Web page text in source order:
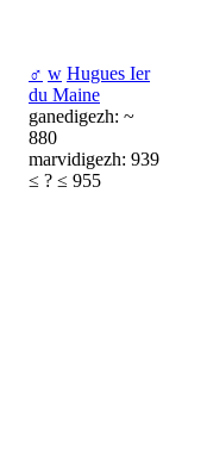
♂ w Hugues Ier
du Maine
ganedigezh: ~
880
marvidigezh: 939
≤ ? ≤ 955